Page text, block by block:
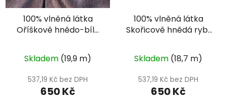
100% vlněná látka
Oříškově hnědo-bílý
Skladem (19,9 m)
537,19 Kč bez DPH
650 Kč
100% vlněná látka
Skořicově hnědá rybí
Skladem (18,7 m)
537,19 Kč bez DPH
650 Kč